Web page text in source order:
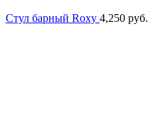
Стул барный Roxy 4,250 руб.